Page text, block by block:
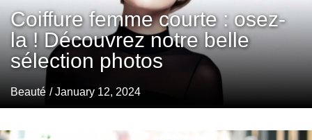
Coiffure femme courte : osez-
la ! Découvrez notre belle
sélection photos
Beauté / January 12, 2024